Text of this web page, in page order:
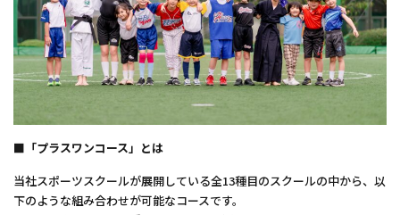
■「プラスワンコース」とは
当社スポーツスクールが展開している全13種目のスクールの中から、以
下のような組み合わせが可能なコースです。